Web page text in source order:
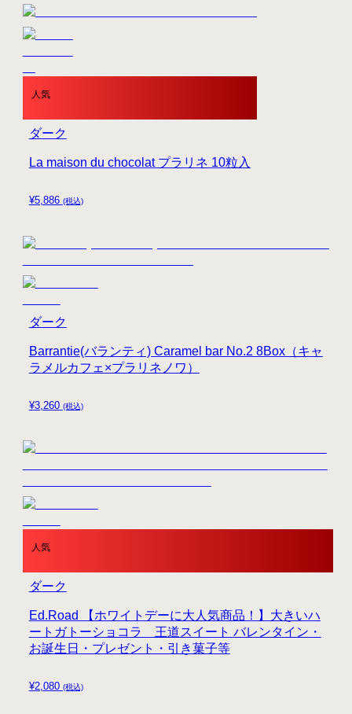
人気
¥5,886 (税込)
La maison du chocolat プラリネ 10粒入
ダーク
¥3,260 (税込)
Barrantie(バランティ) Caramel bar No.2 8Box（キャ
ラメルカフェ×プラリネノワ）
ダーク
人気
¥2,080 (税込)
Ed.Road 【ホワイトデーに大人気商品！】大きいハ
ートガトーショコラ 王道スイート バレンタイン・
お誕生日・プレゼント・引き菓子等
ダーク